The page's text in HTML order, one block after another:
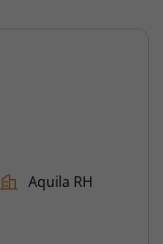
Aquila RH